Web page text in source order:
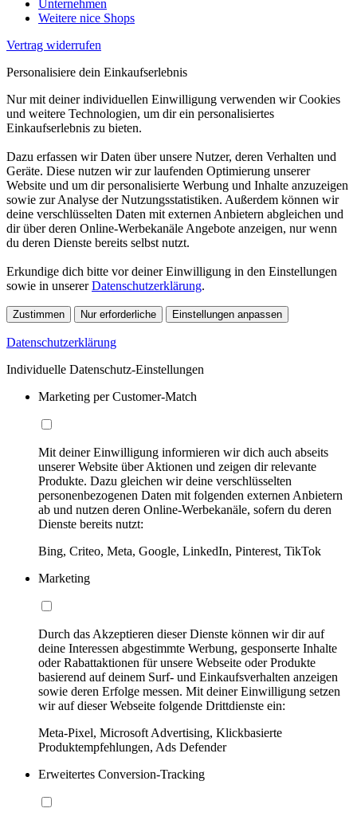
Unternehmen
Weitere nice Shops
Vertrag widerrufen
Personalisiere dein Einkaufserlebnis
Nur mit deiner individuellen Einwilligung verwenden wir Cookies
und weitere Technologien, um dir ein personalisiertes
Einkaufserlebnis zu bieten.
Dazu erfassen wir Daten über unsere Nutzer, deren Verhalten und
Geräte. Diese nutzen wir zur laufenden Optimierung unserer
Website und um dir personalisierte Werbung und Inhalte anzuzeigen
sowie zur Analyse der Nutzungsstatistiken. Außerdem können wir
deine verschlüsselten Daten mit externen Anbietern abgleichen und
dir über deren Online-Werbekanäle Angebote anzeigen, nur wenn
du deren Dienste bereits selbst nutzt.
Erkundige dich bitte vor deiner Einwilligung in den Einstellungen
sowie in unsererDatenschutzerklärung.
Zustimmen Nur erforderliche Einstellungen anpassen
Datenschutzerklärung
Individuelle Datenschutz-Einstellungen
Marketing per Customer-Match
Mit deiner Einwilligung informieren wir dich auch abseits
unserer Website über Aktionen und zeigen dir relevante
Produkte. Dazu gleichen wir deine verschlüsselten
personenbezogenen Daten mit folgenden externen Anbietern
ab und nutzen deren Online-Werbekanäle, sofern du deren
Dienste bereits nutzt:
Bing, Criteo, Meta, Google, LinkedIn, Pinterest, TikTok
Marketing
Durch das Akzeptieren dieser Dienste können wir dir auf
deine Interessen abgestimmte Werbung, gesponserte Inhalte
oder Rabattaktionen für unsere Webseite oder Produkte
basierend auf deinem Surf- und Einkaufsverhalten anzeigen
sowie deren Erfolge messen. Mit deiner Einwilligung setzen
wir auf dieser Webseite folgende Drittdienste ein:
Meta-Pixel, Microsoft Advertising, Klickbasierte
Produktempfehlungen, Ads Defender
Erweitertes Conversion-Tracking